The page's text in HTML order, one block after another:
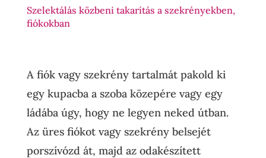
Szelektálás közbeni takarítás a szekrényekben,
fiókokban
A fiók vagy szekrény tartalmát pakold ki
egy kupacba a szoba közepére vagy egy
ládába úgy, hogy ne legyen neked útban.
Az üres fiókot vagy szekrény belsejét
porszívózd át, majd az odakészített